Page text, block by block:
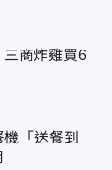
三商炸雞買6
「送餐到